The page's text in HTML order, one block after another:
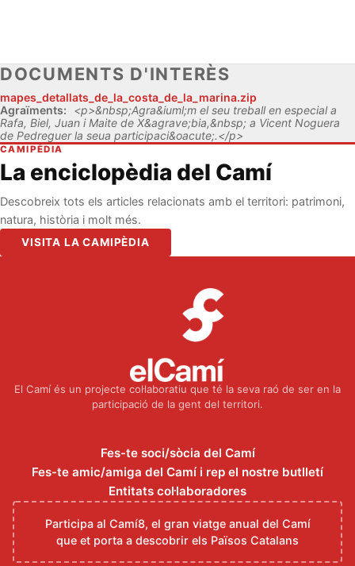
DOCUMENTS D'INTERÈS
mapes_detallats_de_la_costa_de_la_marina.zip
Agraïments:
<p>&nbsp;Agra&iuml;m el seu treball en especial a
Rafa, Biel, Juan i Maite de X&agrave;bia,&nbsp; a Vicent Noguera
de Pedreguer la seua participaci&oacute;.</p>
CAMIPÈDIA
La enciclopèdia del Camí
Descobreix tots els articles relacionats amb el territori: patrimoni,
natura, història i molt més.
VISITA LA CAMIPÈDIA
El Camí és un projecte col·laboratiu que té la seva raó de ser en la
participació de la gent del territori.
Fes-te soci/sòcia del Camí
Fes-te amic/amiga del Camí i rep el nostre butlletí
Entitats col·laboradores
Participa al Camí8, el gran viatge anual del Camí
que et porta a descobrir els Països Catalans